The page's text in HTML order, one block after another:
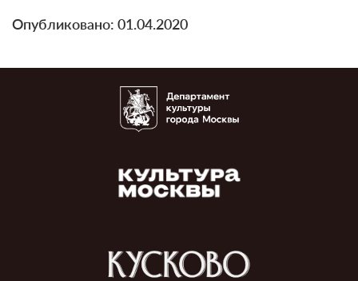
Опубликовано: 01.04.2020